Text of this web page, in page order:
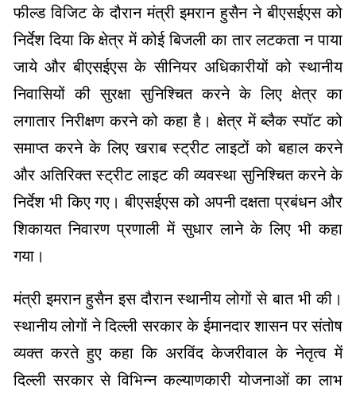
फील्ड विजिट के दौरान मंत्री इमरान हुसैन ने बीएसईएस को
निर्देश दिया कि क्षेत्र में कोई बिजली का तार लटकता न पाया
जाये और बीएसईएस के सीनियर अधिकारीयों को स्थानीय
निवासियों की सुरक्षा सुनिश्चित करने के लिए क्षेत्र का
लगातार निरीक्षण करने को कहा है। क्षेत्र में ब्लैक स्पॉट को
समाप्त करने के लिए खराब स्ट्रीट लाइटों को बहाल करने
और अतिरिक्त स्ट्रीट लाइट की व्यवस्था सुनिश्चित करने के
निर्देश भी किए गए। बीएसईएस को अपनी दक्षता प्रबंधन और
शिकायत निवारण प्रणाली में सुधार लाने के लिए भी कहा
गया।
मंत्री इमरान हुसैन इस दौरान स्थानीय लोगों से बात भी की।
स्थानीय लोगों ने दिल्ली सरकार के ईमानदार शासन पर संतोष
व्यक्त करते हुए कहा कि अरविंद केजरीवाल के नेतृत्व में
दिल्ली सरकार से विभिन्न कल्याणकारी योजनाओं का लाभ